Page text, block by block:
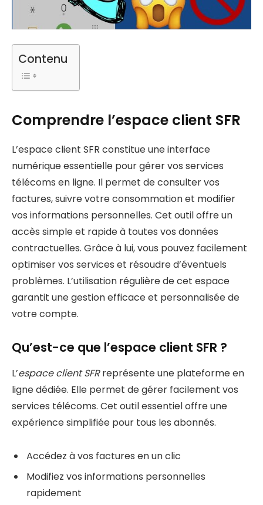
Contenu
Comprendre l’espace client SFR
L’espace client SFR constitue une interface
numérique essentielle pour gérer vos services
télécoms en ligne. Il permet de consulter vos
factures, suivre votre consommation et modifier
vos informations personnelles. Cet outil offre un
accès simple et rapide à toutes vos données
contractuelles. Grâce à lui, vous pouvez facilement
optimiser vos services et résoudre d’éventuels
problèmes. L’utilisation régulière de cet espace
garantit une gestion efficace et personnalisée de
votre compte.
Qu’est-ce que l’espace client SFR ?
L’espace client SFRreprésente une plateforme en
ligne dédiée. Elle permet de gérer facilement vos
services télécoms. Cet outil essentiel offre une
expérience simplifiée pour tous les abonnés.
Accédez à vos factures en un clic
Modifiez vos informations personnelles
rapidement